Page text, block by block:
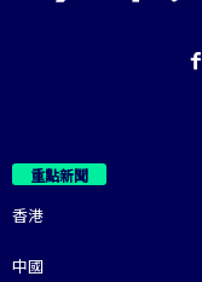
重點新聞
香港
中國